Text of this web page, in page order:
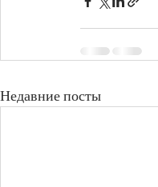
Недавние посты